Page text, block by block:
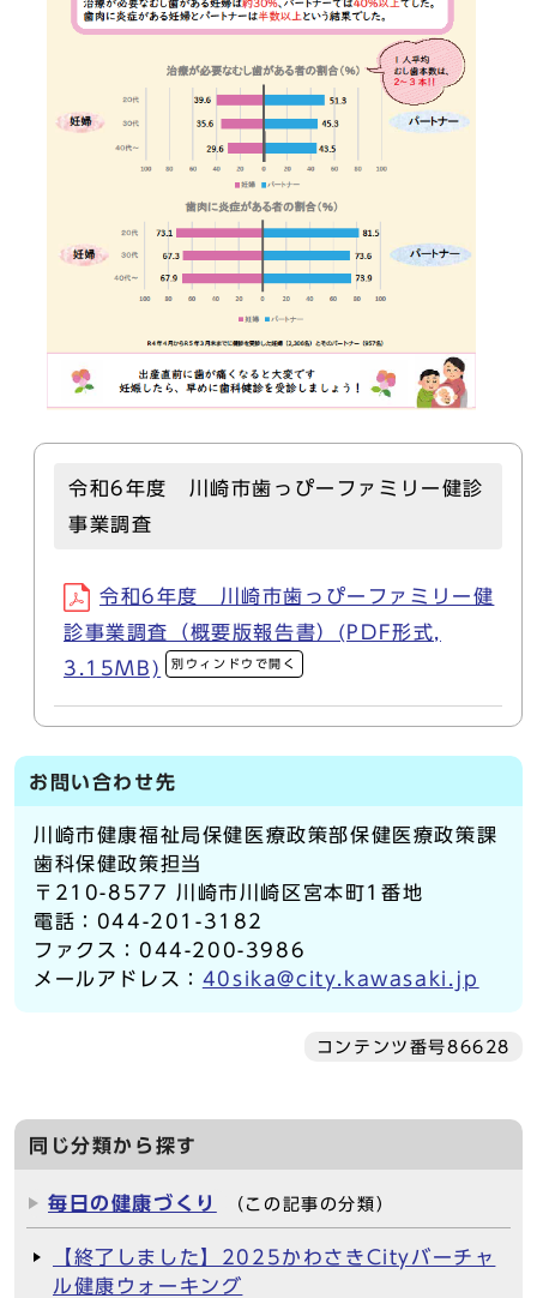
令和6年度 川崎市歯っぴーファミリー健診
事業調査
令和6年度 川崎市歯っぴーファミリー健
診事業調査（概要版報告書）(PDF形式,
3.15MB)
別ウィンドウで開く
お問い合わせ先
川崎市健康福祉局保健医療政策部保健医療政策課
歯科保健政策担当
〒210-8577 川崎市川崎区宮本町1番地
電話：044-201-3182
ファクス：044-200-3986
メールアドレス： 40sika@city.kawasaki.jp
コンテンツ番号86628
同じ分類から探す
毎日の健康づくり （この記事の分類）
【終了しました】2025かわさきCityバーチャ
ル健康ウォーキング